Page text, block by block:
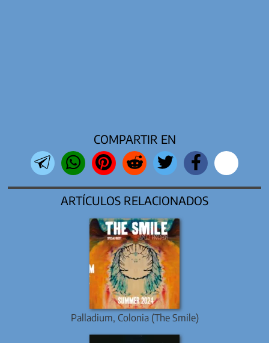
COMPARTIR EN
ARTÍCULOS RELACIONADOS
Palladium, Colonia (The Smile)